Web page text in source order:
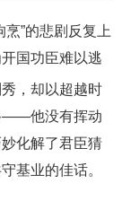
”的悲剧反复上
国功臣难以逃
，却以超越时
——他没有挥动
化解了君臣猜
基业的佳话。